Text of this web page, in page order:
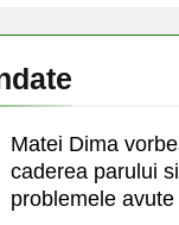
Matei Dima
caderea parului
problemele